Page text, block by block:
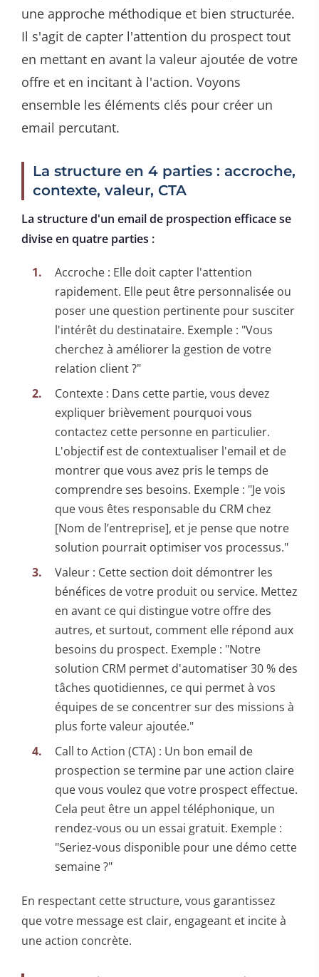
une approche méthodique et bien structurée.
Il s'agit de capter l'attention du prospect tout
en mettant en avant la valeur ajoutée de votre
offre et en incitant à l'action. Voyons
ensemble les éléments clés pour créer un
email percutant.
La structure en 4 parties : accroche,
contexte, valeur, CTA
La structure d'un email de prospection efficace se
divise en quatre parties :
Accroche : Elle doit capter l'attention
rapidement. Elle peut être personnalisée ou
poser une question pertinente pour susciter
l'intérêt du destinataire. Exemple : "Vous
cherchez à améliorer la gestion de votre
relation client ?"
Contexte : Dans cette partie, vous devez
expliquer brièvement pourquoi vous
contactez cette personne en particulier.
L'objectif est de contextualiser l'email et de
montrer que vous avez pris le temps de
comprendre ses besoins. Exemple : "Je vois
que vous êtes responsable du CRM chez
[Nom de l’entreprise], et je pense que notre
solution pourrait optimiser vos processus."
Valeur : Cette section doit démontrer les
bénéfices de votre produit ou service. Mettez
en avant ce qui distingue votre offre des
autres, et surtout, comment elle répond aux
besoins du prospect. Exemple : "Notre
solution CRM permet d'automatiser 30 % des
tâches quotidiennes, ce qui permet à vos
équipes de se concentrer sur des missions à
plus forte valeur ajoutée."
Call to Action (CTA) : Un bon email de
prospection se termine par une action claire
que vous voulez que votre prospect effectue.
Cela peut être un appel téléphonique, un
rendez-vous ou un essai gratuit. Exemple :
"Seriez-vous disponible pour une démo cette
semaine ?"
En respectant cette structure, vous garantissez
que votre message est clair, engageant et incite à
une action concrète.